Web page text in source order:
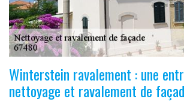
Winterstein ravalement : une
nettoyage et ravalement de